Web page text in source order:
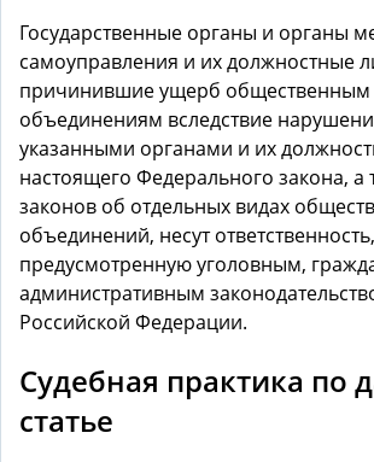
Государственные органы и органы
самоуправления и их должностные
причинившие ущерб общественным
объединениям вследствие
указанными органами и их
настоящего Федерального закона, а
законов об отдельных видах
объединений, несут ответственность,
предусмотренную уголовным,
административным
Российской Федерации.
Судебная практика по
статье